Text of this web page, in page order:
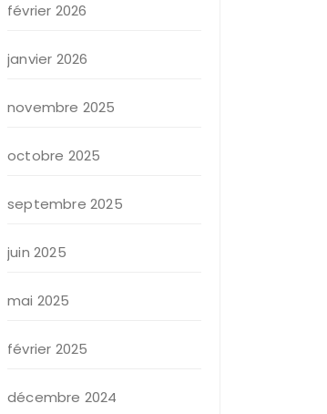
février 2026
janvier 2026
novembre 2025
octobre 2025
septembre 2025
juin 2025
mai 2025
février 2025
décembre 2024